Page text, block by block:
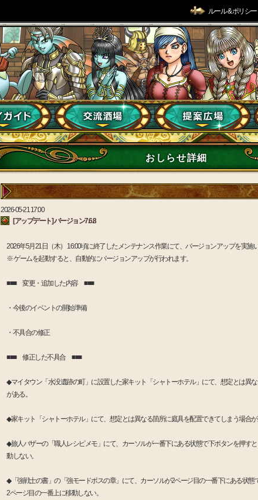
ルール & ポリシー
おしらせ詳細
2026-05-21 17:00
[アップデート] バージョン7.6.8
2026年5月21日（木） 16:00頃に終了したメンテナンス作業にて、バージョンアップを実施
※ ゲームを起動すると、自動的にバージョンアップが行われます。
■■■ 変更・追加した内容 ■■■
・今後のイベントの開始準備
・不具合の修正
■■■ 修正した不具合 ■■■
◆マイタウン「水没遺跡の町」に設置した家キット「シャトーホテル」にて、想定とは異
がある。
◆家キット「シャトーホテル」にて、想定とは異なる箇所に庭具を配置できてしまう場合が
◆旅人バザーの「職人レシピメモ」にて、カーソルが一番下にある状態で下ボタンを押す
動しない。
◆「強戦士の書」の「強モードボスの章」にて、カーソルが2ページ目の一番下にある状態
2ページ目の一番上に移動しない。